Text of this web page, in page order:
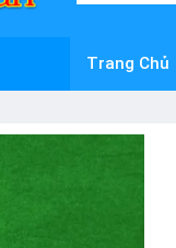
Trang Chủ